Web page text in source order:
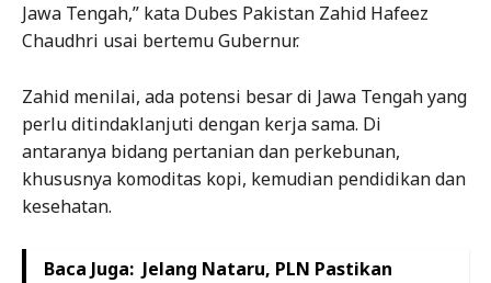
Jawa Tengah,” kata Dubes Pakistan Zahid Hafeez
Chaudhri usai bertemu Gubernur.
Zahid menilai, ada potensi besar di Jawa Tengah yang
perlu ditindaklanjuti dengan kerja sama. Di
antaranya bidang pertanian dan perkebunan,
khususnya komoditas kopi, kemudian pendidikan dan
kesehatan.
Baca Juga: Jelang Nataru, PLN Pastikan